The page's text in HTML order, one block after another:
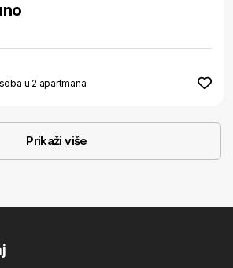
u 2 apartmana
Prikaži više